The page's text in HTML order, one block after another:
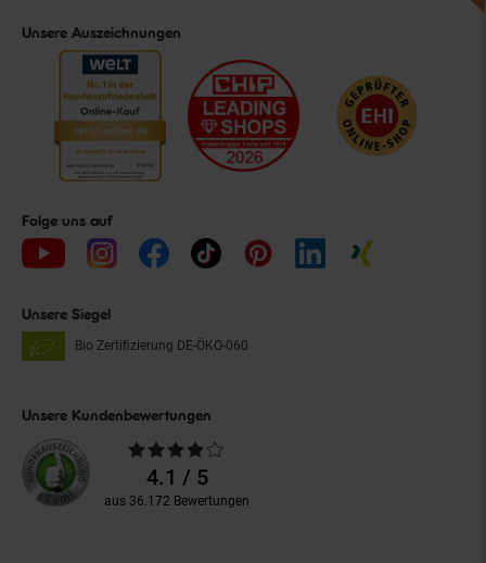
Unsere Auszeichnungen
Folge uns auf
Unsere Siegel
Bio Zertifizierung DE-ÖKO-060
Unsere Kundenbewertungen
Durchschnittliche
Bewertungen4.1 / 5
aus 36.172 Bewertungen